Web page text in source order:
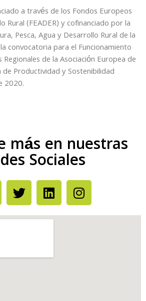
a través de los Fondos Europeos
Rural (FEADER) y cofinanciado por la
Pesca, Agua y Desarrollo Rural de la
convocatoria para el Funcionamiento
de la Asociación Europea de
Productividad y Sostenibilidad
2020.
más en nuestras
Sociales